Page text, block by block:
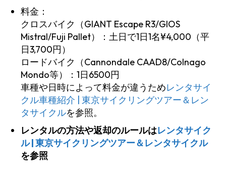
料金：
クロスバイク（GIANT Escape R3/GIOS
Mistral/Fuji Pallet）：土日で1日1名¥4,000（平
日3,700円）
ロードバイク（Cannondale CAAD8/Colnago
Mondo等）：1日6500円
車種や日時によって料金が違うためレンタサイ
クル車種紹介 | 東京サイクリングツアー＆レン
タサイクルを参照。
レンタルの方法や返却のルールはレンタサイク
ル | 東京サイクリングツアー＆レンタサイクル
を参照